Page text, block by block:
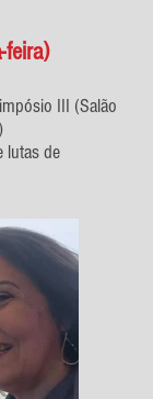
III (Salão
lutas de